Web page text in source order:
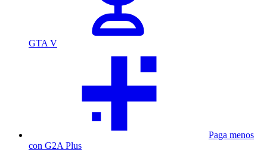
GTA V
Paga menos
con G2A Plus